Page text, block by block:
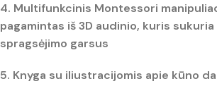
4. Multifunkcinis Montessori
pagamintas iš 3D audinio, kuris
spragsėjimo garsus
5. Knyga su iliustracijomis apie kūno